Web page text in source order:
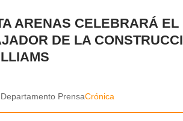
Y CULTURA
✕
ARENAS CELEBRARÁ EL
DE LA
PrensaCrónica